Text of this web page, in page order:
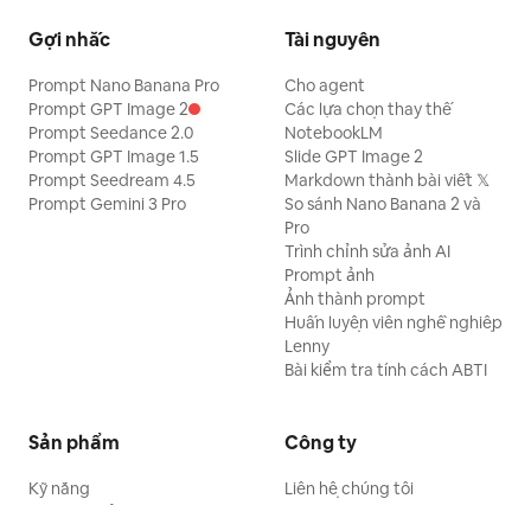
Gợi nhắc
Prompt Nano Banana Pro
Prompt GPT Image 2
Prompt Seedance 2.0
Prompt GPT Image 1.5
Prompt Seedream 4.5
Prompt Gemini 3 Pro
Tài nguyên
Cho agent
Các lựa chọn thay thế
NotebookLM
Slide GPT Image 2
Markdown thành bài viết 𝕏
So sánh Nano Banana 2 và
Pro
Trình chỉnh sửa ảnh AI
Prompt ảnh
Ảnh thành prompt
Huấn luyện viên nghề nghiệp
Lenny
Bài kiểm tra tính cách ABTI
Sản phẩm
Kỹ năng
Công ty
Liên hệ chúng tôi